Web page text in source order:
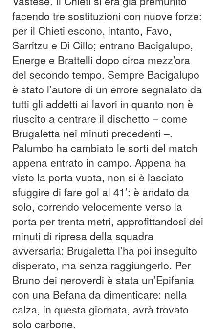
facendo tre sostituzioni con nuove forze:
per il Chieti escono, intanto, Favo,
Sarritzu e Di Cillo; entrano Bacigalupo,
Energe e Brattelli dopo circa mezz’ora
del secondo tempo. Sempre Bacigalupo
è stato l’autore di un errore segnalato da
tutti gli addetti ai lavori in quanto non è
riuscito a centrare il dischetto – come
Brugaletta nei minuti precedenti –.
Palumbo ha cambiato le sorti del match
appena entrato in campo. Appena ha
visto la porta vuota, non si è lasciato
sfuggire di fare gol al 41’: è andato da
solo, correndo velocemente verso la
porta per trenta metri, approfittandosi dei
minuti di ripresa della squadra
avversaria; Brugaletta l’ha poi inseguito
disperato, ma senza raggiungerlo. Per
Bruno dei neroverdi è stata un’Epifania
con una Befana da dimenticare: nella
calza, in questa giornata, avrà trovato
solo carbone.